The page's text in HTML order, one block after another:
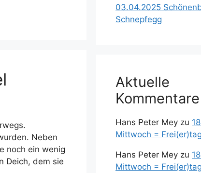
Neben
noch ein wenig
Deich, dem sie
03.04.2025
Schnepfegg
Aktuelle
Kommentare
Hans Peter Mey zu
Mittwoch = Frei(er)tag
Hans Peter Mey zu
Mittwoch = Frei(er)tag